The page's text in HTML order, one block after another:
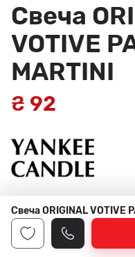
Свеча
VOTIVE
MARTINI
₴ 92
Фабрика:YANKEE
Артикул:1352137E
Свеча ORIGINAL VOTIVE